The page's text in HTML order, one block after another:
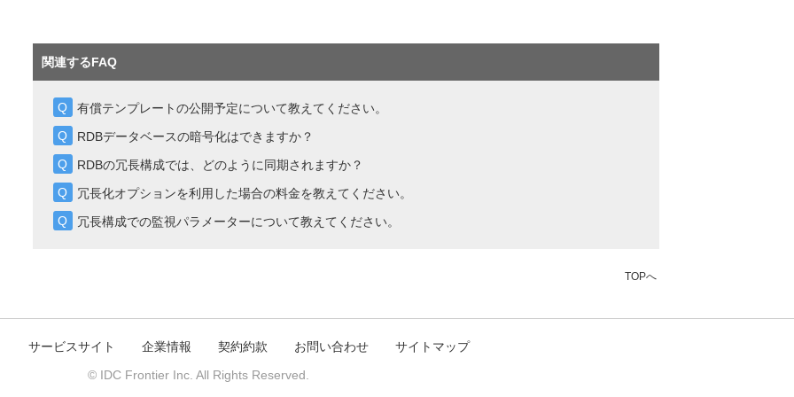
関連するFAQ
有償テンプレートの公開予定について教えてください。
RDBデータベースの暗号化はできますか？
RDBの冗長構成では、どのように同期されますか？
冗長化オプションを利用した場合の料金を教えてください。
冗長構成での監視パラメーターについて教えてください。
TOPへ
サービスサイト 企業情報 契約約款 お問い合わせ
サイトマップ
© IDC Frontier Inc. All Rights Reserved.